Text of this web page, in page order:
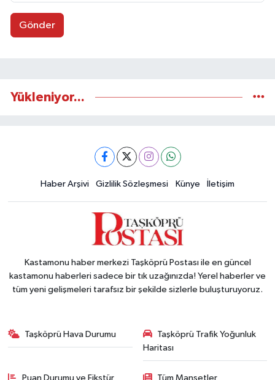
Gönder
Yükleniyor...
Haber Arşivi Gizlilik Sözleşmesi Künye İletişim
Kastamonu haber merkezi Taşköprü Postası ile en güncel
kastamonu haberleri sadece bir tık uzağınızda! Yerel haberler ve
tüm yeni gelişmeleri tarafsız bir şekilde sizlerle buluşturuyoruz.
Taşköprü Hava Durumu
Taşköprü Trafik Yoğunluk
Haritası
Puan Durumu ve Fikstür Tüm Manşetler